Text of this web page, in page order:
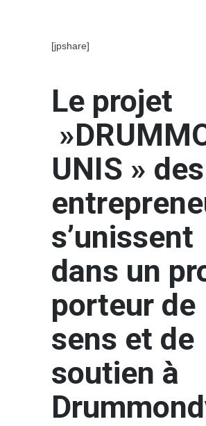
[jpshare]
Le projet
UNIS » des
s’unissent
dans un
porteur de
sens et de
soutien à